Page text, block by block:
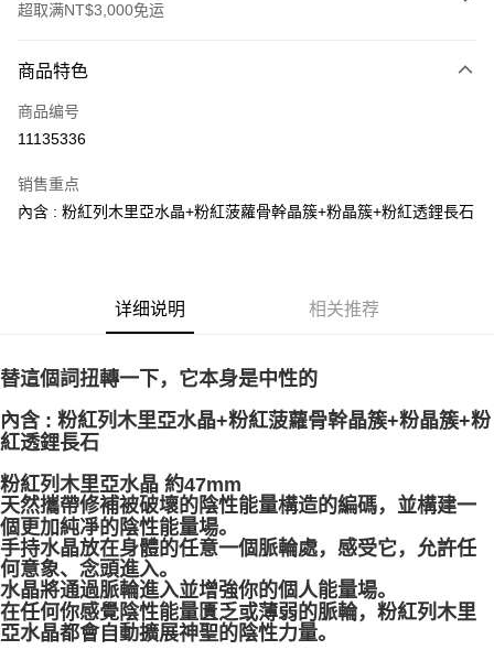
超取满NT$3,000免运
信用卡一次付款
超商取货付款
Apple Pay
运送方式
全家取貨付款
每笔NT$80，满NT$3,000(含以上)免运费
7-11取貨付款
每笔NT$80，满NT$3,000(含以上)免运费
賣家宅配幫您送（台灣）
每笔NT$80，满NT$3,000(含以上)免运费
郵局幫你送（離島）
商品特色
商品编号
11135336
销售重点
內含 : 粉紅列木里亞水晶+粉紅菠蘿骨幹晶簇+粉晶簇+粉紅透鋰長石
详细说明 相关推荐
替這個詞扭轉一下，它本身是中性的
內含 : 粉紅列木里亞水晶+粉紅菠蘿骨幹晶簇+粉晶簇+粉
紅透鋰長石
粉紅列木里亞水晶 約47mm
天然攜帶修補被破壞的陰性能量構造的編碼，並構建一
個更加純凈的陰性能量場。
手持水晶放在身體的任意一個脈輪處，感受它，允許任
何意象、念頭進入。
水晶將通過脈輪進入並增強你的個人能量場。
在任何你感覺陰性能量匱乏或薄弱的脈輪，粉紅列木里
亞水晶都會自動擴展神聖的陰性力量。